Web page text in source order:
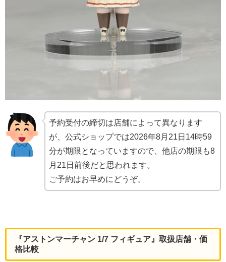
予約受付の締切は店舗によって異なります
が、公式ショップでは2026年8月21日14時59
分が期限となっていますので、他店の期限も8
月21日前後だと思われます。
ご予約はお早めにどうぞ。
『アストンマーチャン 1/7 フィギュア』取扱店舗・価
格比較